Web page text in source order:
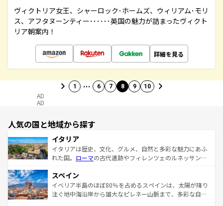
ヴィクトリア女王、シャーロック･ホームズ、ウィリアム･モリ
ス、アフタヌーンティー･･････英国の魅力が詰まったヴィクト
リア朝案内！
詳細を見る
1 … 6 7 8 9 10
AD
AD
人気の国と地域から探す
イタリア
イタリアは歴史、文化、グルメ、自然と多彩な魅力にあふ
れた国。 ローマの古代遺跡やフィレンツェのルネッサンス
ろん、トスカーナの美しい田園風景やアマルフィ海岸の絶
景など、自然景観も見逃せない。観光の合間には、本場の
ピザやパスタなど、絶品のイタリア料理を堪能することも
スペイン
イベリア半島のほぼ80％を占めるスペインは、太陽が降り
注ぐ地中海沿岸から雄大なピレネー山脈まで、多彩な自然